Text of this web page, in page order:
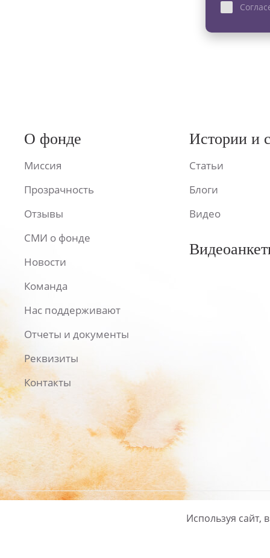
О фонде
Миссия
Прозрачность
Отзывы
СМИ о фонде
Новости
Команда
Нас поддерживают
Отчеты и документы
Реквизиты
Контакты
Истории и
Статьи
Блоги
Видео
Политика
Используя сайт,